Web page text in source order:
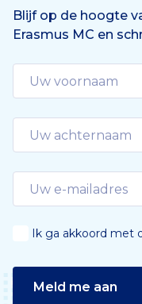
Blijf op de hoogte
Erasmus MC en
Ik ga akkoord met
Meld me aan